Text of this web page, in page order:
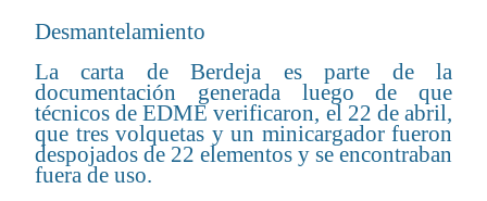
Desmantelamiento
La carta de Berdeja es parte de la
documentación generada luego de que
técnicos de EDME verificaron, el 22 de abril,
que tres volquetas y un minicargador fueron
despojados de 22 elementos y se encontraban
fuera de uso.